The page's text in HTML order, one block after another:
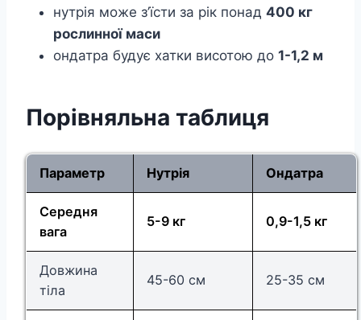
нутрія може з’їсти за рік понад 400 кг
рослинної маси
ондатра будує хатки висотою до 1-1,2 м
Порівняльна таблиця
Параметр Нутрія Ондатра
Середня
вага
5-9 кг 0,9-1,5 кг
Довжина
тіла
45-60 см 25-35 см